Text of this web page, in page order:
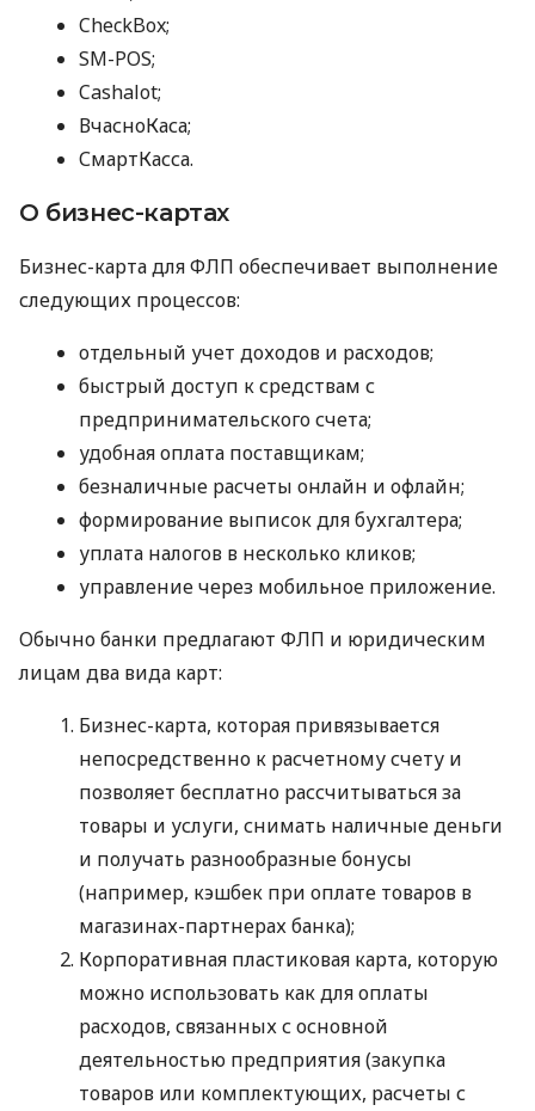
CheckBox;
SM-POS;
Cashalot;
ВчасноКаса;
СмартКасса.
О бизнес-картах
Бизнес-карта для ФЛП обеспечивает выполнение
следующих процессов:
отдельный учет доходов и расходов;
быстрый доступ к средствам с
предпринимательского счета;
удобная оплата поставщикам;
безналичные расчеты онлайн и офлайн;
формирование выписок для бухгалтера;
уплата налогов в несколько кликов;
управление через мобильное приложение.
Обычно банки предлагают ФЛП и юридическим
лицам два вида карт:
Бизнес-карта, которая привязывается
непосредственно к расчетному счету и
позволяет бесплатно рассчитываться за
товары и услуги, снимать наличные деньги
и получать разнообразные бонусы
(например, кэшбек при оплате товаров в
магазинах-партнерах банка);
Корпоративная пластиковая карта, которую
можно использовать как для оплаты
расходов, связанных с основной
деятельностью предприятия (закупка
товаров или комплектующих, расчеты с